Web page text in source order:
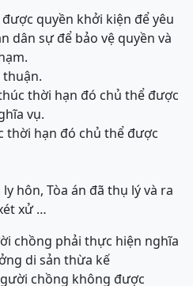
quyền khởi kiện để yêu
dân sự để bảo vệ quyền và
thuận.
thời hạn đó chủ thể được
vụ.
thời hạn đó chủ thể được
hôn, Tòa án đã thụ lý và ra
xử …
chồng phải thực hiện nghĩa
di sản thừa kế
chồng không được